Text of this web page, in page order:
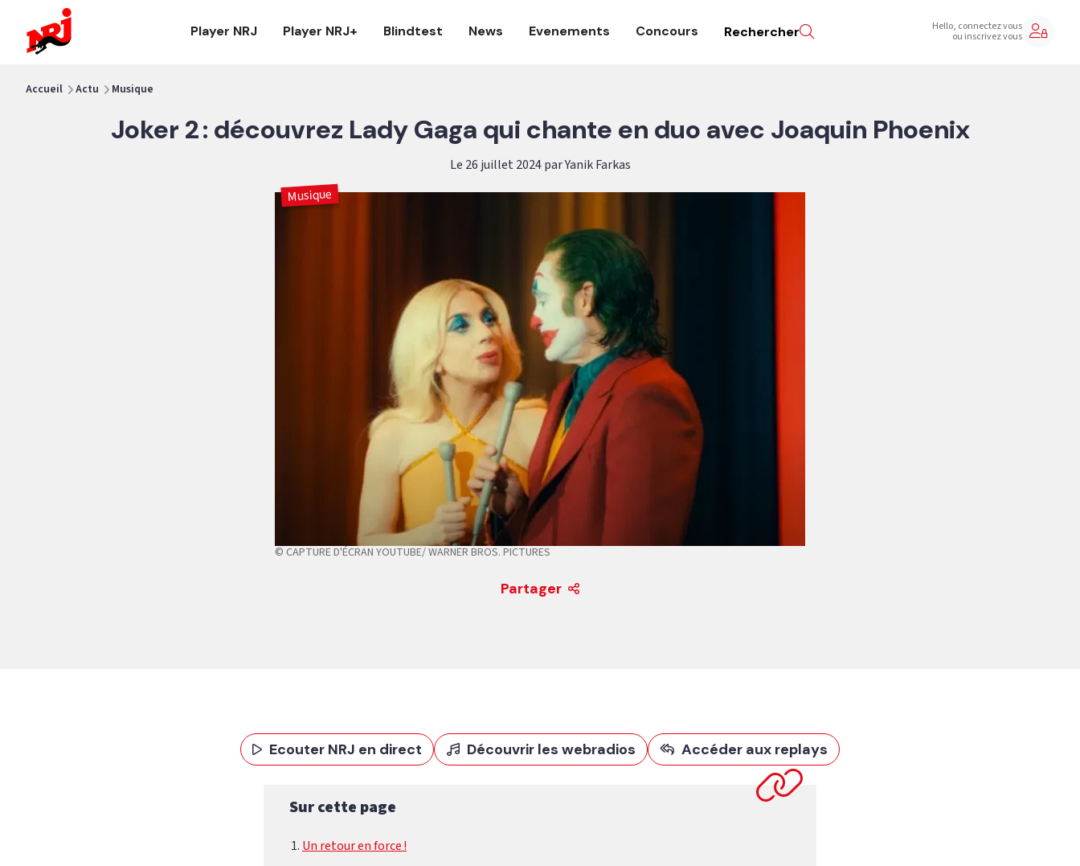
Player NRJ Player NRJ+ Blindtest News Evenements Concours Rechercher Hello, connectez vous
ou inscrivez vous
Accueil Actu Musique
Joker 2 : découvrez Lady Gaga qui chante en duo avec Joaquin Phoenix
Le 26 juillet 2024 par Yanik Farkas
Musique
© CAPTURE D'ÉCRAN YOUTUBE/ WARNER BROS. PICTURES
Partager
Ecouter NRJ en direct Découvrir les webradios Accéder aux replays
Sur cette page
Un retour en force !